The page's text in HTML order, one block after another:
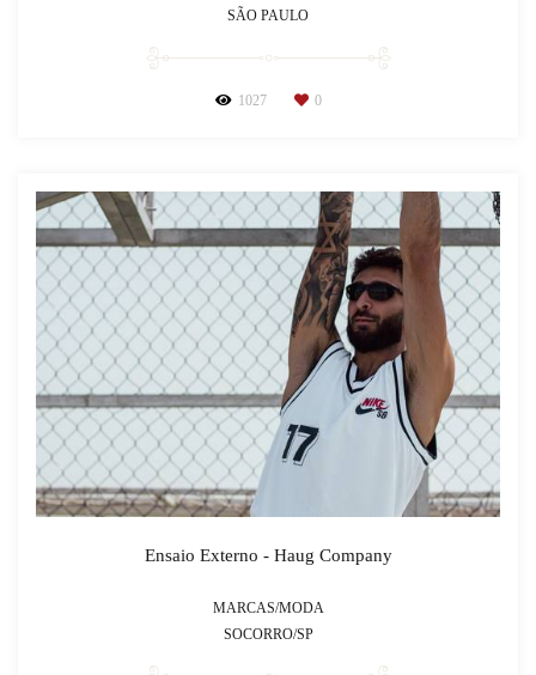
SÃO PAULO
1027 0
Ensaio Externo - Haug Company
MARCAS/MODA
SOCORRO/SP